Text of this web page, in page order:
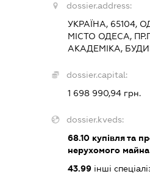
dossier.address:
УКРАЇНА, 65104,
МІСТО ОДЕСА,
АКАДЕМІКА,
dossier.capital:
1 698 990,94 грн.
dossier.kveds:
68.10 купівля та
нерухомого майна
43.99 інші